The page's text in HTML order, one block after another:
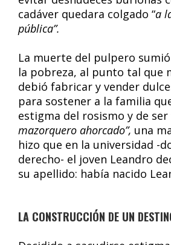
cadáver quedara colgado “a
pública”.
La muerte del pulpero
la pobreza, al punto tal que
debió fabricar y vender
para sostener a la familia
estigma del rosismo y de ser
mazorquero ahorcado”, una
hizo que en la universidad -
derecho- el joven Leandro
su apellido: había nacido
LA CONSTRUCCIÓN DE UN